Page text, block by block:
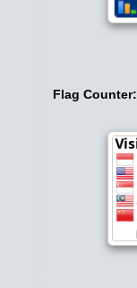
Flag Counter: